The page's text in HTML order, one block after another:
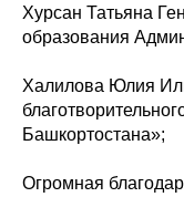
Хурсан Татьяна
образования
Халилова Юлия
Башкортостана»;
Огромная